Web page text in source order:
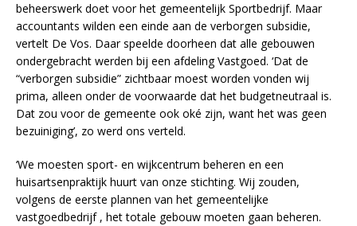
beheerswerk doet voor het gemeentelijk Sportbedrijf. Maar
accountants wilden een einde aan de verborgen subsidie,
vertelt De Vos. Daar speelde doorheen dat alle gebouwen
ondergebracht werden bij een afdeling Vastgoed. ‘Dat de
“verborgen subsidie” zichtbaar moest worden vonden wij
prima, alleen onder de voorwaarde dat het budgetneutraal is.
Dat zou voor de gemeente ook oké zijn, want het was geen
bezuiniging’, zo werd ons verteld.
‘We moesten sport- en wijkcentrum beheren en een
huisartsenpraktijk huurt van onze stichting. Wij zouden,
volgens de eerste plannen van het gemeentelijke
vastgoedbedrijf , het totale gebouw moeten gaan beheren.